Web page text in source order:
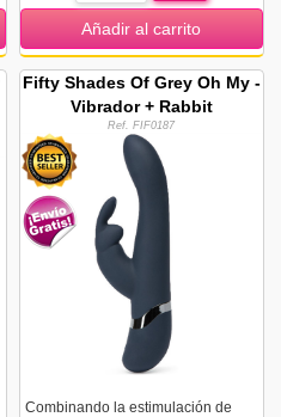
Añadir al carrito
Fifty Shades Of Grey Oh My -
Vibrador + Rabbit
Ref. FIF0187
Combinando la estimulación de